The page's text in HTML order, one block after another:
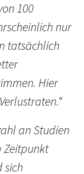
100
nur
tatsächlich
Hier
an Studien
Zeitpunkt
sich